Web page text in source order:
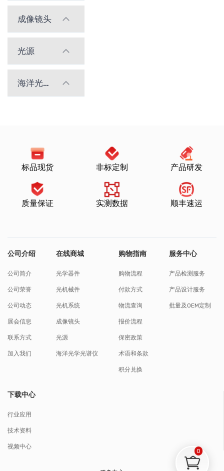
成像镜头
光源
海洋光学光谱仪
标品现货 非标定制 产品研发
质量保证 实测数据 顺丰速运
公司介绍
公司简介
公司荣誉
公司动态
展会信息
联系方式
加入我们
在线商城
光学器件
光机械件
光机系统
成像镜头
光源
海洋光学光谱仪
购物指南
购物流程
付款方式
物流查询
报价流程
保密政策
术语和条款
积分兑换
服务中心
产品检测服务
产品设计服务
批量及OEM定制
下载中心
行业应用
技术资料
视频中心
0